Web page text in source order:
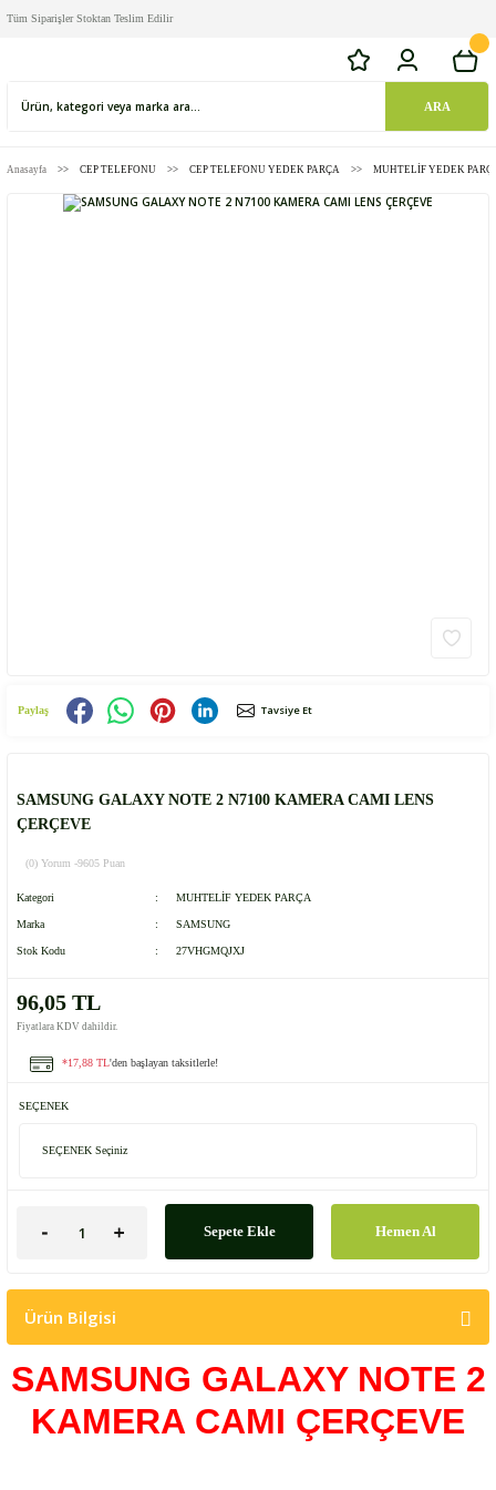
Tüm Siparişler Stoktan Teslim Edilir
ARA
Anasayfa CEP TELEFONU CEP TELEFONU YEDEK PARÇA MUHTELİF YEDEK
Paylaş Tavsiye Et
SAMSUNG GALAXY NOTE 2 N7100 KAMERA CAMI LENS
ÇERÇEVE
(0) Yorum -9605 Puan
Kategori MUHTELİF YEDEK PARÇA
Marka SAMSUNG
Stok Kodu 27VHGMQJXJ
96,05 TL
Fiyatlara KDV dahildir.
*17,88 TL'den başlayan taksitlerle!
SEÇENEK
Sepete Ekle Hemen Al
Ürün Bilgisi
SAMSUNG GALAXY NOTE 2
KAMERA CAMI ÇERÇEVE